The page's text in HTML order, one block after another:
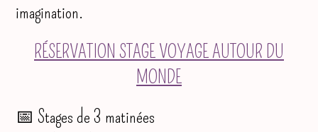
imagination.
RÉSERVATION STAGE VOYAGE AUTOUR DU
MONDE
📅 Stages de 3 matinées